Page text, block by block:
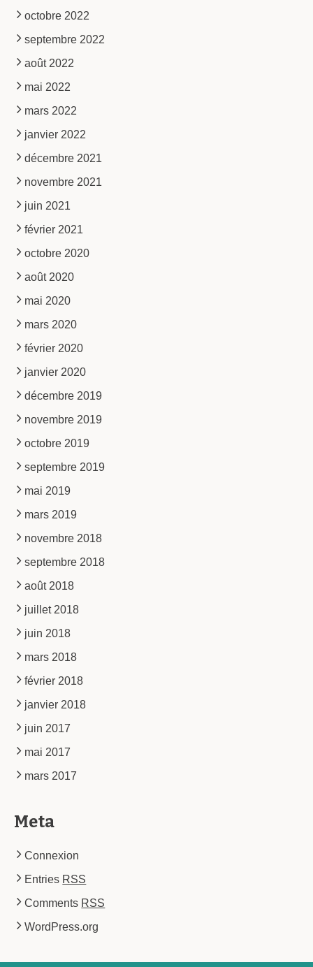
octobre 2022
septembre 2022
août 2022
mai 2022
mars 2022
janvier 2022
décembre 2021
novembre 2021
juin 2021
février 2021
octobre 2020
août 2020
mai 2020
mars 2020
février 2020
janvier 2020
décembre 2019
novembre 2019
octobre 2019
septembre 2019
mai 2019
mars 2019
novembre 2018
septembre 2018
août 2018
juillet 2018
juin 2018
mars 2018
février 2018
janvier 2018
juin 2017
mai 2017
mars 2017
Meta
Connexion
Entries RSS
Comments RSS
WordPress.org